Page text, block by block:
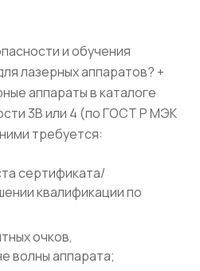
и обучения
лазерных аппаратов? +
аппараты в каталоге
3B или 4 (по ГОСТ Р МЭК
требуется:
сертификата/
квалификации по
очков,
волны аппарата;